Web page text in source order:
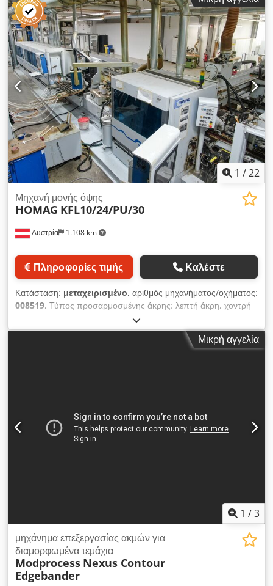
Μέγ. ταχύτητα προώθησης: 40 μ./λεπτό Μέγιστο πάχος
πλακών: 60 χιλ. Εργαλεία εργασίας: 9 τεμ.
1 /22
Αυστρία 1.108 km
Μηχανή μονής όψης
HOMAG KFL10/24/PU/30
Πληροφορίες τιμής Καλέστε
Κατάσταση: μεταχειρισμένο, αριθμός μηχανήματος/οχήματος:
008519, Τύπος προσαρμοσμένης άκρης: λεπτή άκρη, χοντρή
άκρη Dksdpfxozruyte Ah Tor Σύστημα κόλλησης: PUR, λέιζερ
Φρεζάρισμα για σύνδεση: ναι Πολυλειτουργική μονάδα: ναι
Μονάδα άνω φρεζαρίσματος: ναι Μέγιστη ταχύτηταΜικρή αγγελία
1 /3
μηχάνημα επεξεργασίας ακμών για
διαμορφωμένα τεμάχια
Modprocess Nexus Contour
Edgebander